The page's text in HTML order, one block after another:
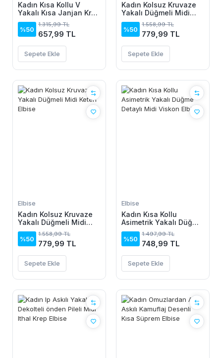
Kadın Kısa Kollu V
Yakalı Kısa Janjan Krep
Elbise
%50
1.315,99 TL
657,99 TL
Sepete Ekle
Kadın Kolsuz Kruvaze
Yakalı Düğmeli Midi
Keten Elbise
%50
1.558,99 TL
779,99 TL
Sepete Ekle
Elbise
Kadın Kolsuz Kruvaze
Yakalı Düğmeli Midi
Keten Elbise
%50
1.558,99 TL
779,99 TL
Sepete Ekle
Elbise
Kadın Kısa Kollu
Asimetrik Yakalı Düğme
Detaylı Midi Viskon
Elbise
%50
1.497,99 TL
748,99 TL
Sepete Ekle